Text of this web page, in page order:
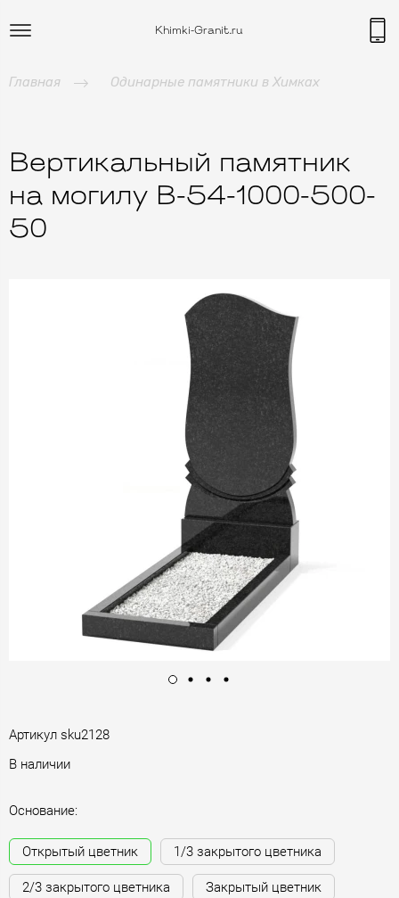
Khimki-Granit.ru
Главная Одинарные памятники в Химках
Вертикальный памятник
на могилу B-54-1000-500-
50
Артикул sku2128
В наличии
Основание:
Открытый цветник 1/3 закрытого цветника
2/3 закрытого цветника Закрытый цветник